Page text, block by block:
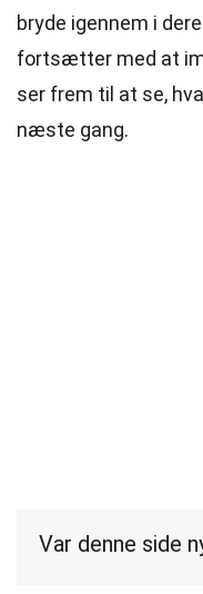
bryde igennem i
fortsætter med at
ser frem til at se,
næste gang.
Var denne side